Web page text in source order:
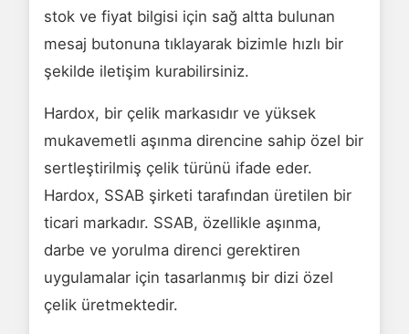
stok ve fiyat bilgisi için sağ altta bulunan
mesaj butonuna tıklayarak bizimle hızlı bir
şekilde iletişim kurabilirsiniz.
Hardox, bir çelik markasıdır ve yüksek
mukavemetli aşınma direncine sahip özel bir
sertleştirilmiş çelik türünü ifade eder.
Hardox, SSAB şirketi tarafından üretilen bir
ticari markadır. SSAB, özellikle aşınma,
darbe ve yorulma direnci gerektiren
uygulamalar için tasarlanmış bir dizi özel
çelik üretmektedir.